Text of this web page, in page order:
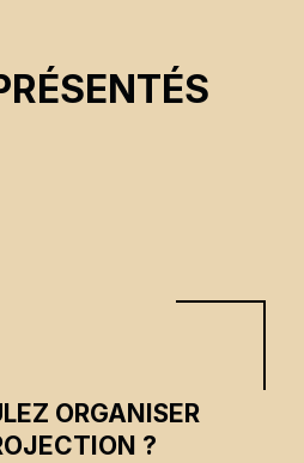
COYOTE ?
ORGANISER
?